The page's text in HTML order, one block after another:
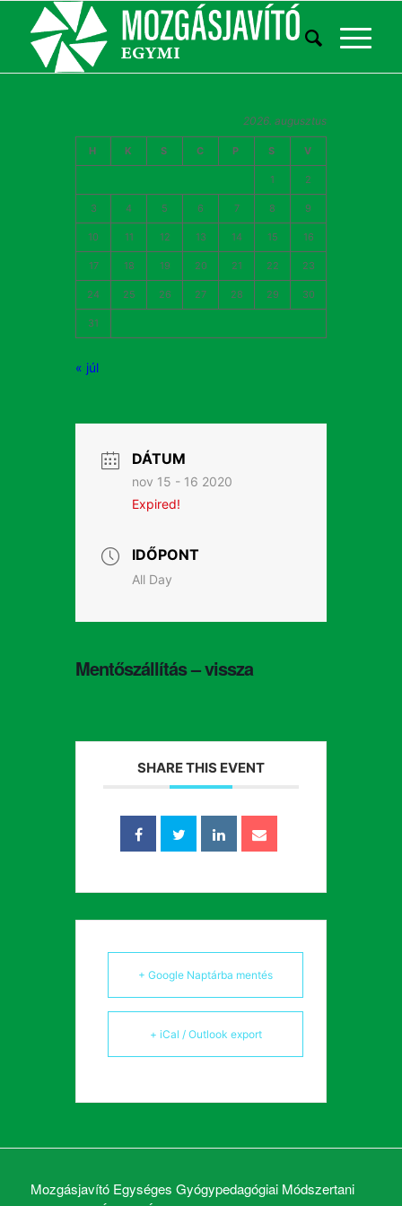
2026. augusztus
H K S C P S V
1 2
3 4 5 6 7 8 9
10 11 12 13 14 15 16
17 18 19 20 21 22 23
24 25 26 27 28 29 30
31
« júl
DÁTUM
nov 15 - 16 2020
Expired!
IDŐPONT
All Day
Mentőszállítás – vissza
SHARE THIS EVENT
+ Google Naptárba mentés
+ iCal / Outlook export
Mozgásjavító Egységes Gyógypedagógiai Módszertani